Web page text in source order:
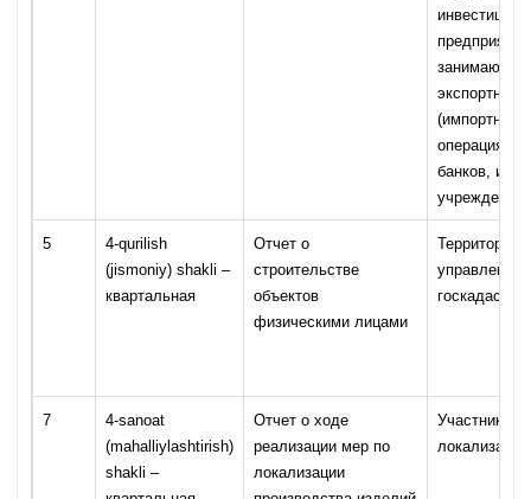
инвестиции
экспортными
операциями
банков,
учреждений)
5
4-qurilish
(jismoniy) shakli –
квартальная
Отчет о
строительстве
объектов
физическими лицами
управления
7
4-sanoat
(mahalliylashtirish)
shakli –
Отчет о ходе
реализации мер по
локализации
Участники
локализации